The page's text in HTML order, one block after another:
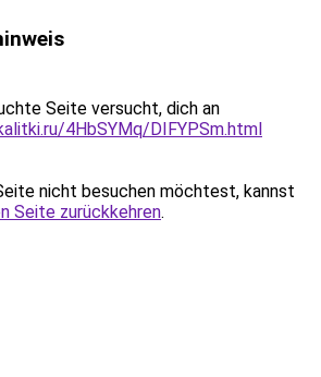
Seite versucht, dich an
4HbSYMq/DIFYPSm.html
nicht besuchen möchtest, kannst
Seite zurückkehren.